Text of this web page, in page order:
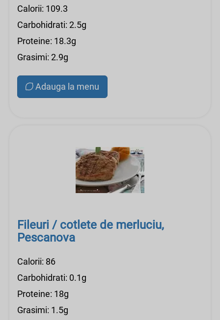
Calorii: 109.3
Carbohidrati: 2.5g
Proteine: 18.3g
Grasimi: 2.9g
Adauga la menu
Fileuri / cotlete de merluciu,
Pescanova
Calorii: 86
Carbohidrati: 0.1g
Proteine: 18g
Grasimi: 1.5g